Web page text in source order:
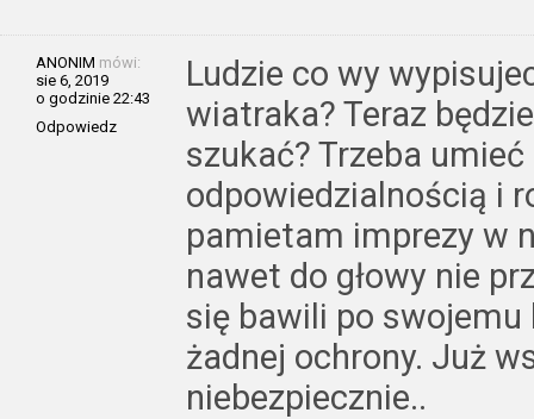
ANONIM mówi:
sie 6, 2019
o godzinie 22:43
Odpowiedz
Ludzie co wy
wiatraka? Teraz
szukać? Trzeba
odpowiedzialnością i
pamietam imprezy w
nawet do głowy nie
się bawili po swojemu
żadnej ochrony. Już
niebezpiecznie..